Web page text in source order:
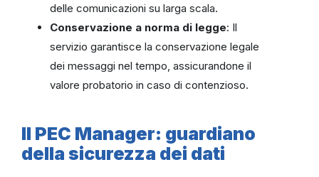
delle comunicazioni su larga scala.
Conservazione a norma di legge: Il
servizio garantisce la conservazione legale
dei messaggi nel tempo, assicurandone il
valore probatorio in caso di contenzioso.
Il PEC Manager: guardiano
della sicurezza dei dati